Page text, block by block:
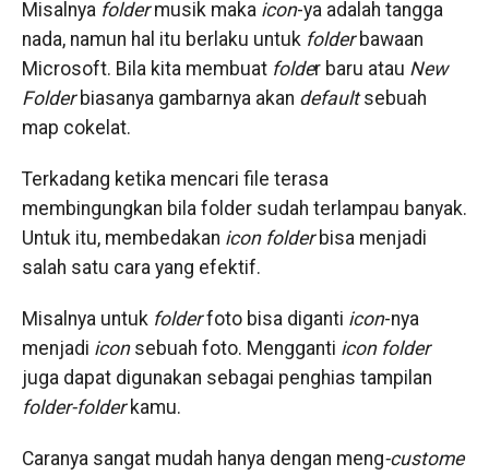
Misalnyafoldermusik makaicon-ya adalah tangga
nada, namun hal itu berlaku untuk folderbawaan
Microsoft. Bila kita membuatfolder baru atau New
Folderbiasanya gambarnya akan defaultsebuah
map cokelat.
Terkadang ketika mencari file terasa
membingungkan bila folder sudah terlampau banyak.
Untuk itu, membedakan icon folderbisa menjadi
salah satu cara yang efektif.
Misalnya untukfolderfoto bisa diganti icon-nya
menjadi iconsebuah foto. Mengganti icon folder
juga dapat digunakan sebagai penghias tampilan
folder-folderkamu.
Caranya sangat mudah hanya dengan meng-custome